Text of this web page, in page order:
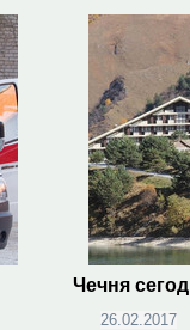
Чечня
26.02.2017